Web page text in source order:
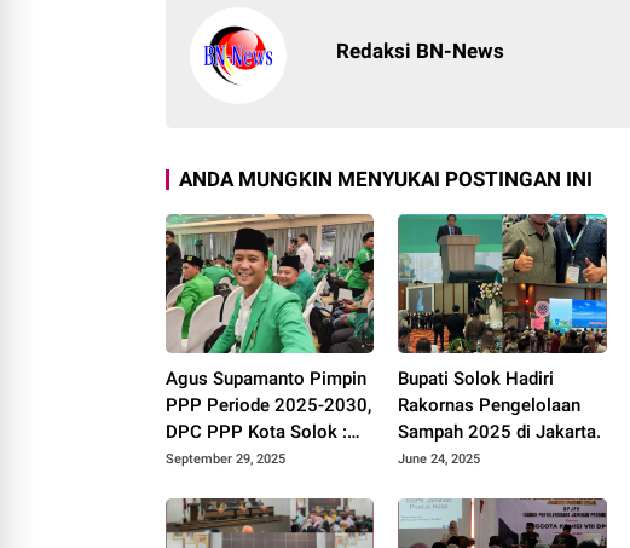
Redaksi BN-News
ANDA MUNGKIN MENYUKAI POSTINGAN INI
Agus Supamanto Pimpin
PPP Periode 2025-2030,
DPC PPP Kota Solok :
Awal Kebangkitan Partai
September 29, 2025
Bupati Solok Hadiri
Rakornas Pengelolaan
Sampah 2025 di Jakarta.
June 24, 2025